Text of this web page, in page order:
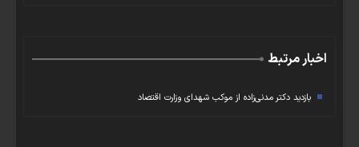
اخبار مرتبط
بازدید دکتر مدنی‌زاده از موکب شهدای وزارت اقتصاد